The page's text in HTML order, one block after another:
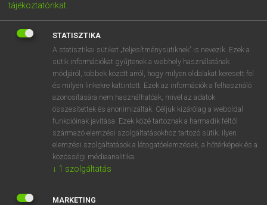
administer
Díjmentes angol szótár
administer
Díjmentes angol szótár arrow_forward_ios
administer ige vezet
igazgat
intéz
adminisztrál
kezel
tájékoztatónkat
STATISZTIKA
A statisztikai sütiket „teljesítménysütiknek” is nevezik. Ezek a
sütik információkat gyűjtenek a webhely használatának
módjáról, többek között arról, hogy milyen oldalakat keresett fel
és milyen linkekre kattintott. Ezek az információk a felhasználó
azonosítására nem használhatóak, mivel az adatok
összesítettek és anonimizáltak. Céljuk kizárólag a weboldal
funkcióinak javítása. Ezek közé tartoznak a harmadik féltől
származó elemzési szolgáltatásokhoz tartozó sütik; ilyen
elemzési szolgáltatások a látogatóelemzések, a hőtérképek és a
közösségi médiaanalitika.
↓ 1 szolgáltatás
MARKETING
t z
j k
n m , . - AltGr